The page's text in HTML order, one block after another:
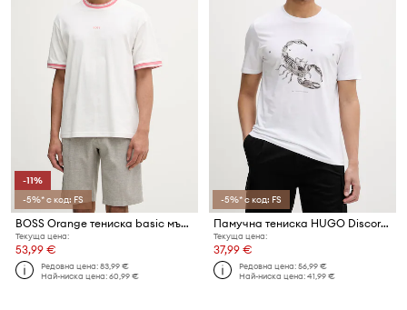
-11%
-5%* с код: FS
BOSS Orange тениска basic мъжка от памук
Текуща цена:
53,99 €
Редовна цена:83,99 €
Най-ниска цена:60,99 €
-5%* с код: FS
Памучна тениска HUGO Discorb
Текуща цена:
37,99 €
Редовна цена:56,99 €
Най-ниска цена:41,99 €